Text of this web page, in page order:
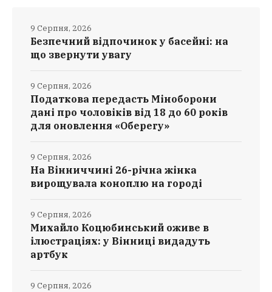
Безпечний відпочинок у басейні: на
що звернути увагу
9 Серпня, 2026
Податкова передасть Міноборони
дані про чоловіків від 18 до 60 років
для оновлення «Оберегу»
9 Серпня, 2026
На Вінниччині 26-річна жінка
вирощувала коноплю на городі
9 Серпня, 2026
Михайло Коцюбинський оживе в
ілюстраціях: у Вінниці видадуть
артбук
9 Серпня, 2026
9 Серпня, 2026